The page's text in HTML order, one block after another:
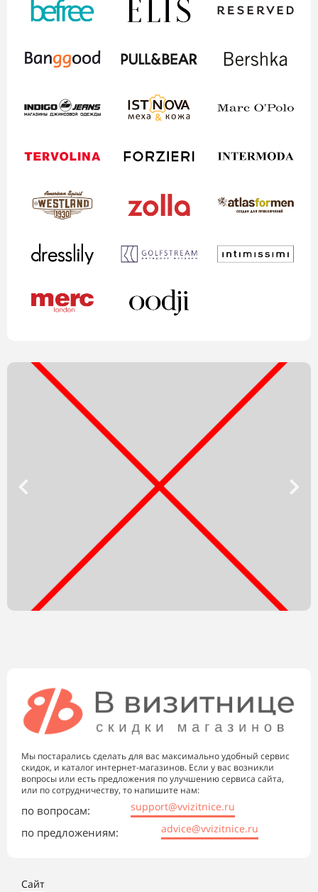
Мы постарались сделать для вас максимально удобный сервис
скидок, и каталог интернет-магазинов. Если у вас возникли
вопросы или есть предложения по улучшению сервиса сайта,
или по сотрудничеству, то напишите нам:
по вопросам: support@vvizitnice.ru
по предложениям: advice@vvizitnice.ru
Сайт